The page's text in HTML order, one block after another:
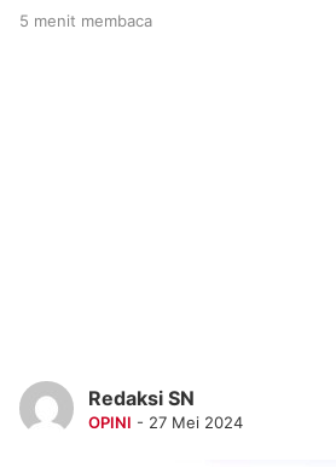
5 menit membaca
Redaksi SN
OPINI - 27 Mei 2024